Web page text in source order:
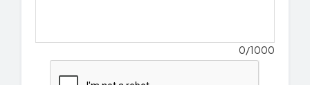
0/1000